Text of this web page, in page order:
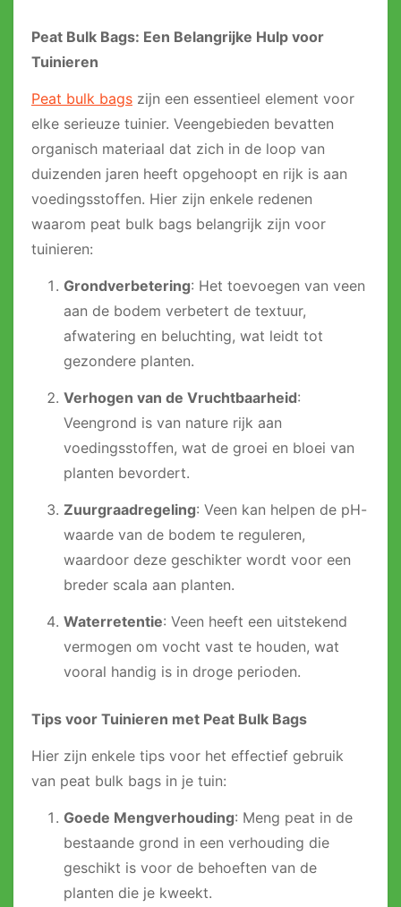
Peat Bulk Bags: Een Belangrijke Hulp voor
Tuinieren
Peat bulk bags zijn een essentieel element voor
elke serieuze tuinier. Veengebieden bevatten
organisch materiaal dat zich in de loop van
duizenden jaren heeft opgehoopt en rijk is aan
voedingsstoffen. Hier zijn enkele redenen
waarom peat bulk bags belangrijk zijn voor
tuinieren:
Grondverbetering: Het toevoegen van veen
aan de bodem verbetert de textuur,
afwatering en beluchting, wat leidt tot
gezondere planten.
Verhogen van de Vruchtbaarheid:
Veengrond is van nature rijk aan
voedingsstoffen, wat de groei en bloei van
planten bevordert.
Zuurgraadregeling: Veen kan helpen de pH-
waarde van de bodem te reguleren,
waardoor deze geschikter wordt voor een
breder scala aan planten.
Waterretentie: Veen heeft een uitstekend
vermogen om vocht vast te houden, wat
vooral handig is in droge perioden.
Tips voor Tuinieren met Peat Bulk Bags
Hier zijn enkele tips voor het effectief gebruik
van peat bulk bags in je tuin:
Goede Mengverhouding: Meng peat in de
bestaande grond in een verhouding die
geschikt is voor de behoeften van de
planten die je kweekt.